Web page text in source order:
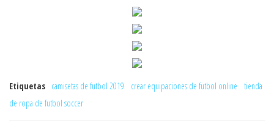
Etiquetas camisetas de futbol 2019 crear equipaciones de futbol online
tienda
de ropa de futbol soccer